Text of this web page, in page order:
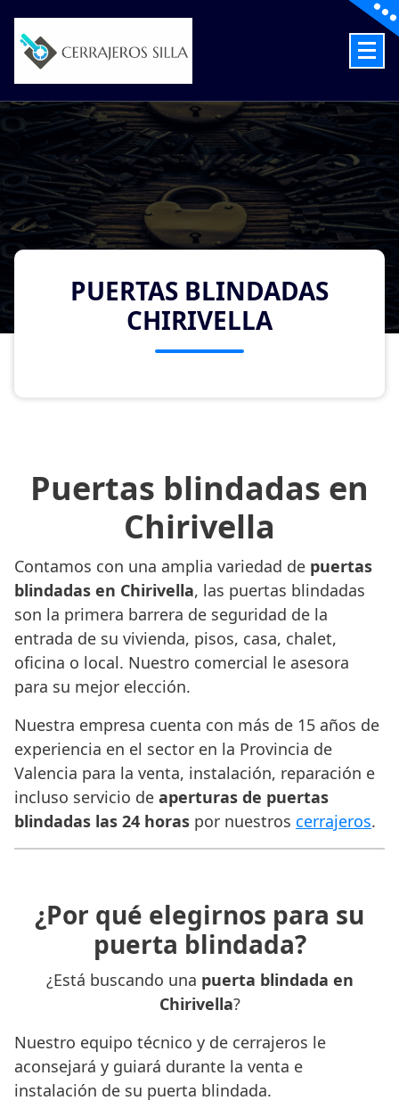
content
PUERTAS BLINDADAS
CHIRIVELLA
Puertas blindadas en
Chirivella
Contamos con una amplia variedad de puertas
blindadas en Chirivella, las puertas blindadas
son la primera barrera de seguridad de la
entrada de su vivienda, pisos, casa, chalet,
oficina o local. Nuestro comercial le asesora
para su mejor elección.
Nuestra empresa cuenta con más de 15 años de
experiencia en el sector en la Provincia de
Valencia para la venta, instalación, reparación e
incluso servicio de aperturas de puertas
blindadas las 24 horas por nuestros cerrajeros.
¿Por qué elegirnos para su
puerta blindada?
¿Está buscando una puerta blindada en
Chirivella?
Nuestro equipo técnico y de cerrajeros le
aconsejará y guiará durante la venta e
instalación de su puerta blindada.